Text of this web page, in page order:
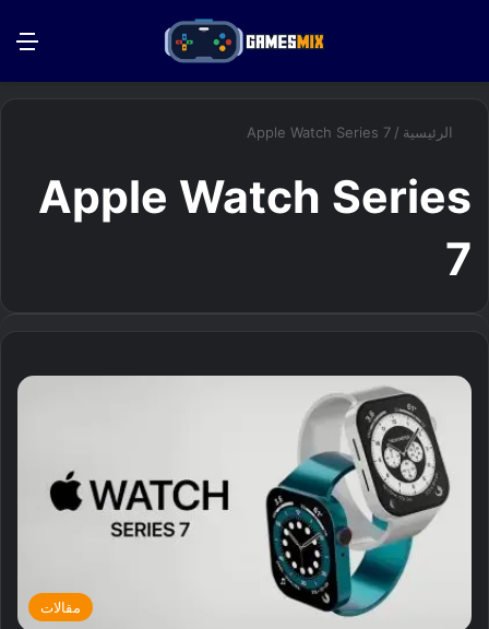
الرئيسية /
Apple Watch Series 7
Apple Watch Series
7
مقالات